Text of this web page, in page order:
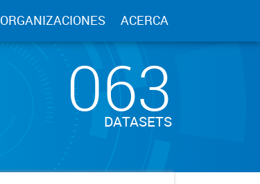
ORGANIZACIONES ACERCA
063
DATASETS